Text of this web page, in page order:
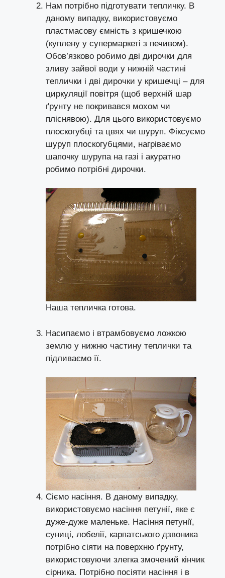
Нам потрібно підготувати тепличку. В
даному випадку, використовуємо
пластмасову ємність з кришечкою
(куплену у супермаркеті з печивом).
Обов’язково робимо дві дирочки для
зливу зайвої води у нижній частині
теплички і дві дирочки у кришечці – для
циркуляції повітря (щоб верхній шар
ґрунту не покривався мохом чи
пліснявою). Для цього використовуємо
плоскогубці та цвях чи шуруп. Фіксуємо
шуруп плоскогубцями, нагріваємо
шапочку шурупа на газі і акуратно
робимо потрібні дирочки.
Наша тепличка готова.
Насипаємо і втрамбовуємо ложкою
землю у нижню частину теплички та
підливаємо її.
Сіємо насіння. В даному випадку,
використовуємо насіння петунії, яке є
дуже-дуже маленьке. Насіння петунії,
суниці, лобелії, карпатського дзвоника
потрібно сіяти на поверхню ґрунту,
використовуючи злегка змочений кінчик
сірника. Потрібно посіяти насіння і в